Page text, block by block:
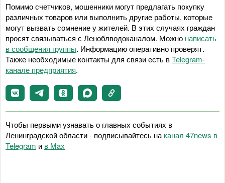
Помимо счетчиков, мошенники могут предлагать покупку
различных товаров или выполнить другие работы, которые
могут вызвать сомнение у жителей. В этих случаях граждан
просят связываться с Леноблводоканалом. Можно написать
в сообщения группы. Информацию оперативно проверят.
Также необходимые контакты для связи есть вTelegram-
канале предприятия.
Чтобы первыми узнавать о главных событиях в
Ленинградской области - подписывайтесь на канал 47news в
Telegram и в Maх